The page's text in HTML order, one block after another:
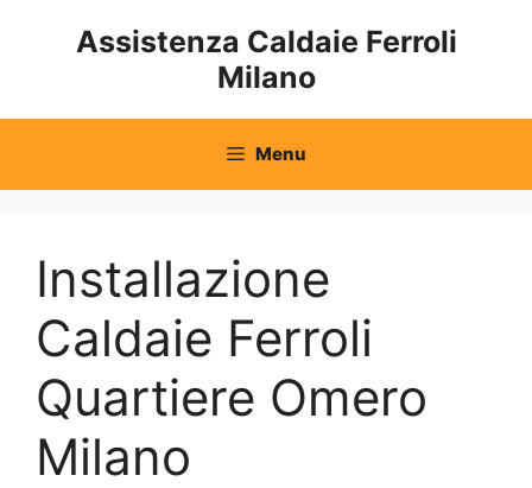
Assistenza Caldaie Ferroli
Milano
Menu
Installazione
Caldaie Ferroli
Quartiere Omero
Milano